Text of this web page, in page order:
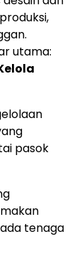
utama:
pasok
tenaga